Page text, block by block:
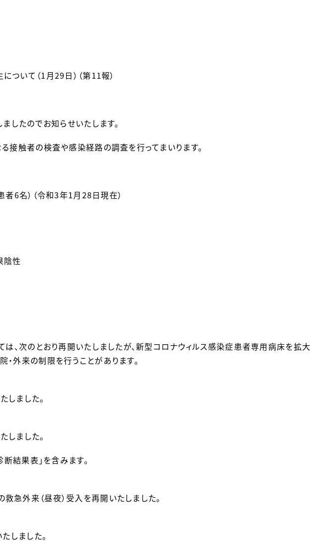
いて（1月29日）（第11報）
したのでお知らせいたします。
接触者の検査や感染経路の調査を行ってまいります。
6名）（令和3年1月28日現在）
性
は、次のとおり再開いたしましたが、新型コロナウィルス感染症患者専用病床を拡大
外来の制限を行うことがあります。
しました。
しました。
断結果表」を含みます。
急外来（昼夜）受入を再開いたしました。
しました。